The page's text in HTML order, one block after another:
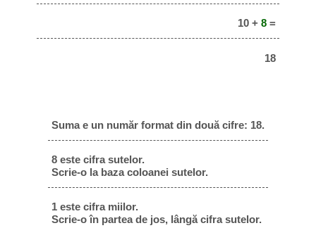
10 + 8 =
18
Suma e un număr format din două cifre: 18.
8 este cifra sutelor.
Scrie-o la baza coloanei sutelor.
1 este cifra miilor.
Scrie-o în partea de jos, lângă cifra sutelor.